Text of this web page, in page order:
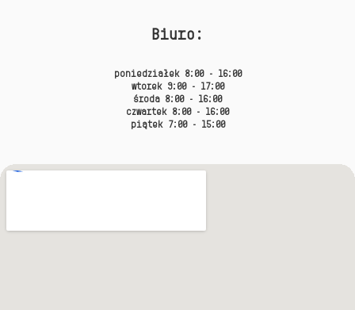
Biuro:
poniedziałek 8:00 - 16:00
wtorek 9:00 - 17:00
środa 8:00 - 16:00
czwartek 8:00 - 16:00
piątek 7:00 - 15:00